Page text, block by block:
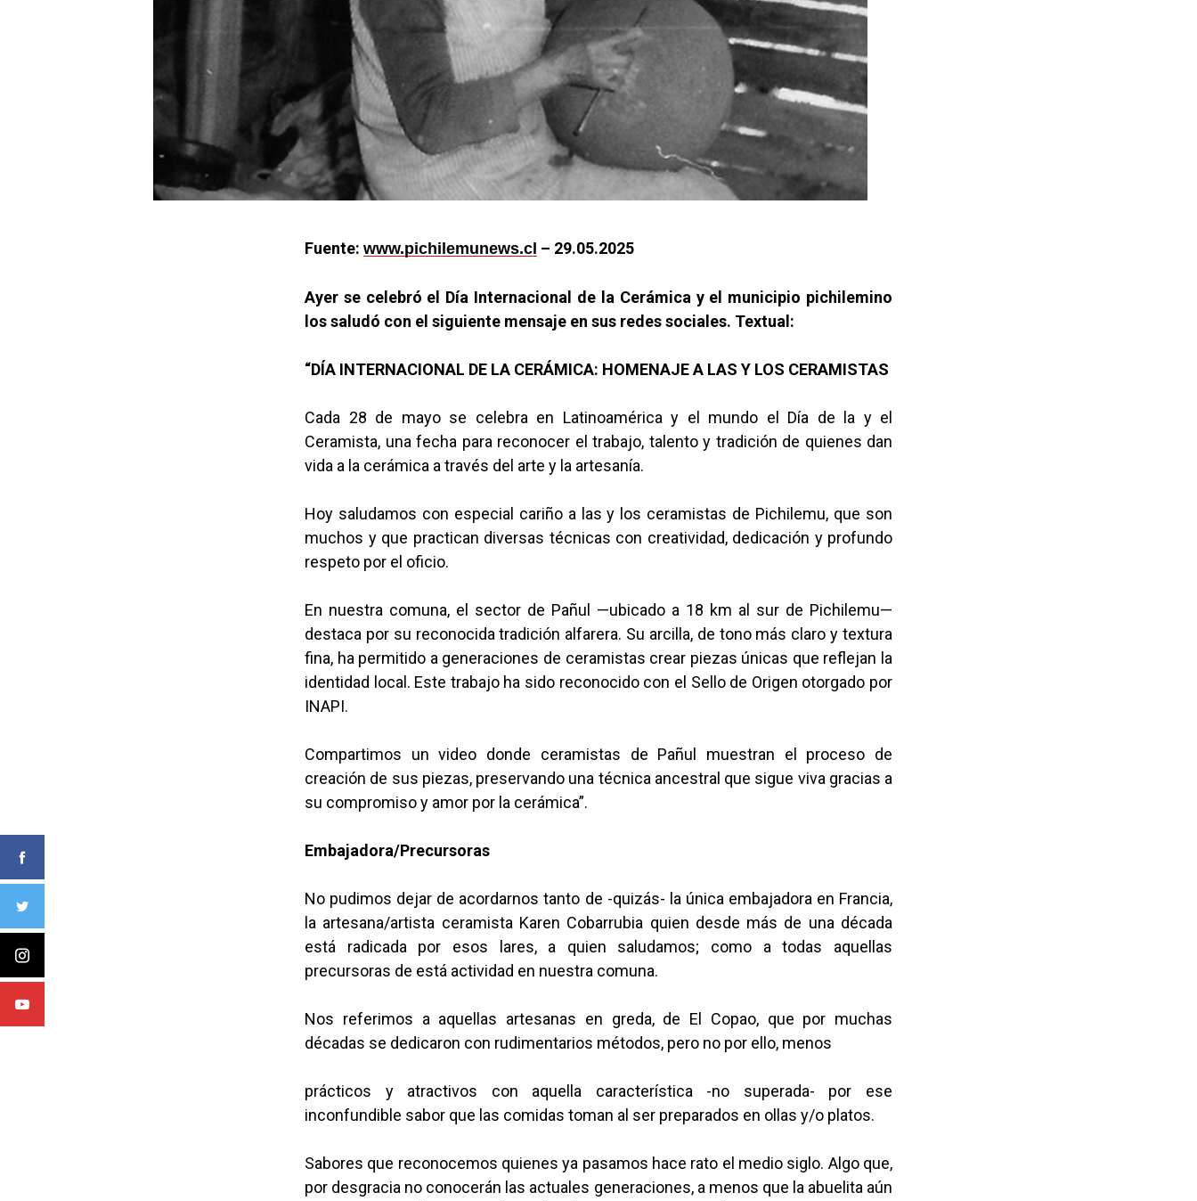
Fuente: www.pichilemunews.cl – 29.05.2025
Ayer se celebró el Día Internacional de la Cerámica y el municipio pichilemino
los saludó con el siguiente mensaje en sus redes sociales. Textual:
“DÍA INTERNACIONAL DE LA CERÁMICA: HOMENAJE A LAS Y LOS CERAMISTAS
Cada 28 de mayo se celebra en Latinoamérica y el mundo el Día de la y el
Ceramista, una fecha para reconocer el trabajo, talento y tradición de quienes dan
vida a la cerámica a través del arte y la artesanía.
Hoy saludamos con especial cariño a las y los ceramistas de Pichilemu, que son
muchos y que practican diversas técnicas con creatividad, dedicación y profundo
respeto por el oficio.
En nuestra comuna, el sector de Pañul —ubicado a 18 km al sur de Pichilemu—
destaca por su reconocida tradición alfarera. Su arcilla, de tono más claro y textura
fina, ha permitido a generaciones de ceramistas crear piezas únicas que reflejan la
identidad local. Este trabajo ha sido reconocido con el Sello de Origen otorgado por
INAPI.
Compartimos un video donde ceramistas de Pañul muestran el proceso de
creación de sus piezas, preservando una técnica ancestral que sigue viva gracias a
su compromiso y amor por la cerámica”.
Embajadora/Precursoras
No pudimos dejar de acordarnos tanto de -quizás- la única embajadora en Francia,
la artesana/artista ceramista Karen Cobarrubia quien desde más de una década
está radicada por esos lares, a quien saludamos; como a todas aquellas
precursoras de está actividad en nuestra comuna.
Nos referimos a aquellas artesanas en greda, de El Copao, que por muchas
décadas se dedicaron con rudimentarios métodos, pero no por ello, menos
prácticos y atractivos con aquella característica -no superada- por ese
inconfundible sabor que las comidas toman al ser preparados en ollas y/o platos.
Sabores que reconocemos quienes ya pasamos hace rato el medio siglo. Algo que,
por desgracia no conocerán las actuales generaciones, a menos que la abuelita aún